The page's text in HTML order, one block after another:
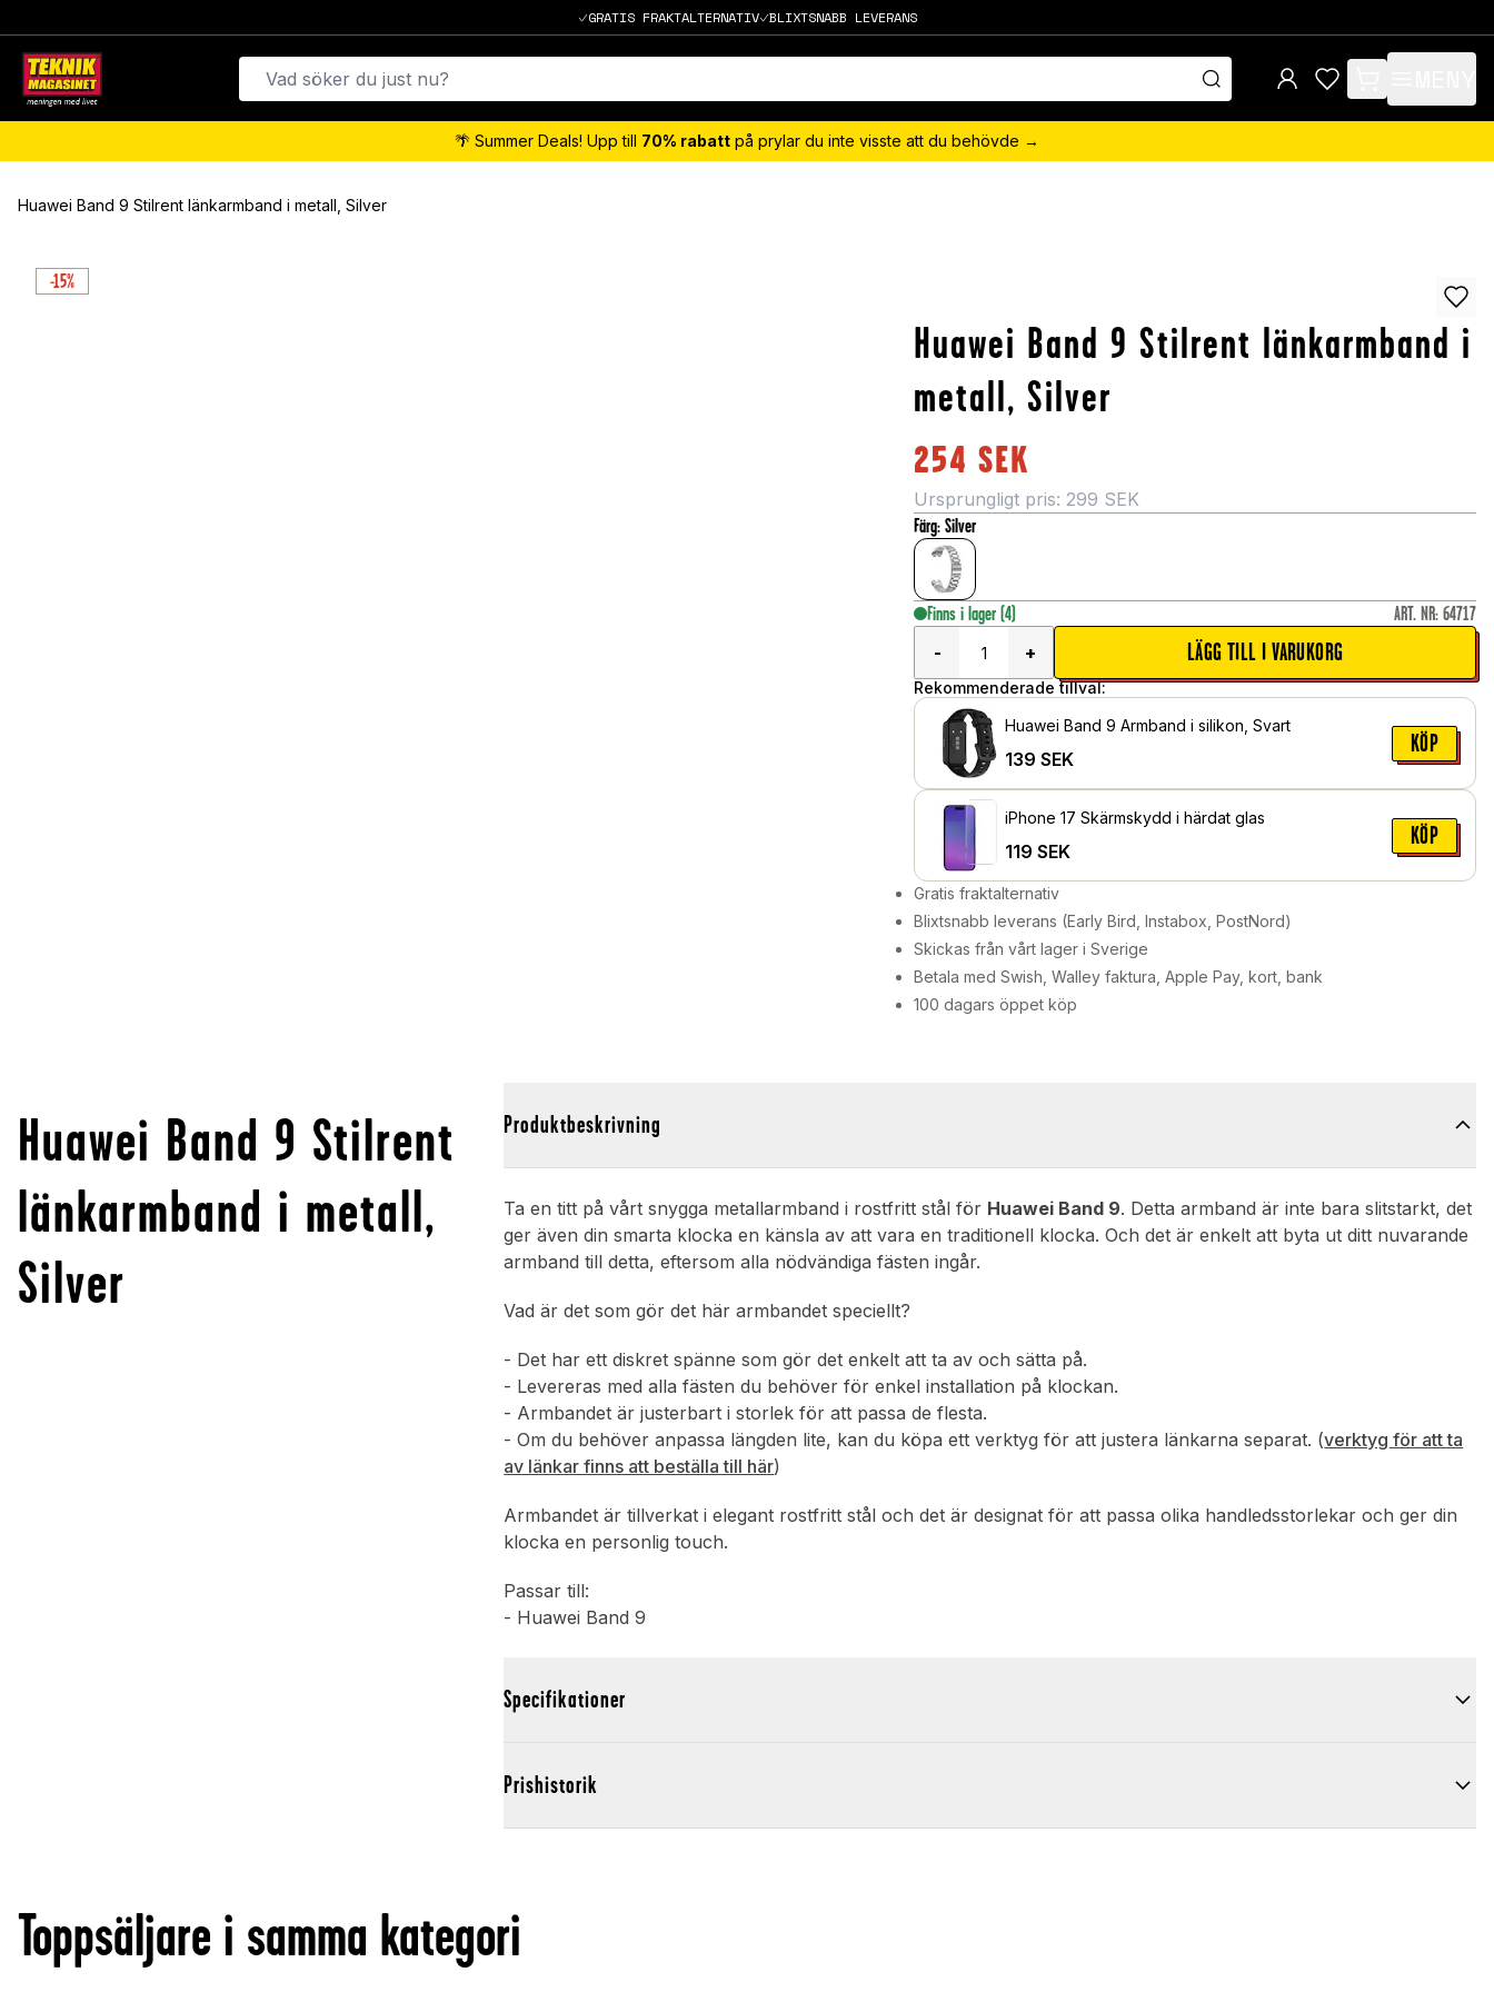
GRATIS FRAKTALTERNATIV BLIXTSNABB LEVERANS
items in cart, view
🌴 Summer Deals! Upp till 70% rabatt på prylar du inte visste att du behövde →
Huawei Band 9 Stilrent länkarmband i metall, Silver
-15%
Huawei Band 9 Stilrent länkarmband i
metall, Silver
254 SEK
Ursprungligt pris: 299 SEK
Färg:Silver
Finns i lager (4) ART. NR: 64717
-
+ LÄGG TILL I VARUKORG
Rekommenderade tillval:
Huawei Band 9 Armband i silikon, Svart
139 SEK
KÖP
iPhone 17 Skärmskydd i härdat glas
119 SEK
KÖP
Gratis fraktalternativ
Blixtsnabb leverans (Early Bird, Instabox, PostNord)
Skickas från vårt lager i Sverige
Betala med Swish, Walley faktura, Apple Pay, kort, bank
100 dagars öppet köp
Huawei Band 9 Stilrent
länkarmband i metall,
Silver
Produktbeskrivning
Ta en titt på vårt snygga metallarmband i rostfritt stål för Huawei Band 9. Detta armband är inte bara slitstarkt, det
ger även din smarta klocka en känsla av att vara en traditionell klocka. Och det är enkelt att byta ut ditt nuvarande
armband till detta, eftersom alla nödvändiga fästen ingår.
Vad är det som gör det här armbandet speciellt?
- Det har ett diskret spänne som gör det enkelt att ta av och sätta på.
- Levereras med alla fästen du behöver för enkel installation på klockan.
- Armbandet är justerbart i storlek för att passa de flesta.
- Om du behöver anpassa längden lite, kan du köpa ett verktyg för att justera länkarna separat. (verktyg för att ta
av länkar finns att beställa till här)
Armbandet är tillverkat i elegant rostfritt stål och det är designat för att passa olika handledsstorlekar och ger din
klocka en personlig touch.
Passar till:
- Huawei Band 9
Specifikationer
Prishistorik
Toppsäljare i samma kategori